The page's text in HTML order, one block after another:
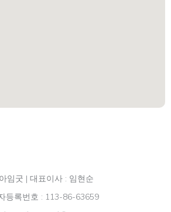
임굿 | 대표이사 : 임현순
등록번호 : 113-86-63659